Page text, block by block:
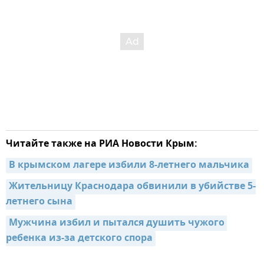
Читайте также на РИА Новости Крым:
В крымском лагере избили 8-летнего мальчика
Жительницу Краснодара обвинили в убийстве 5-
летнего сына
Мужчина избил и пытался душить чужого
ребенка из-за детского спора